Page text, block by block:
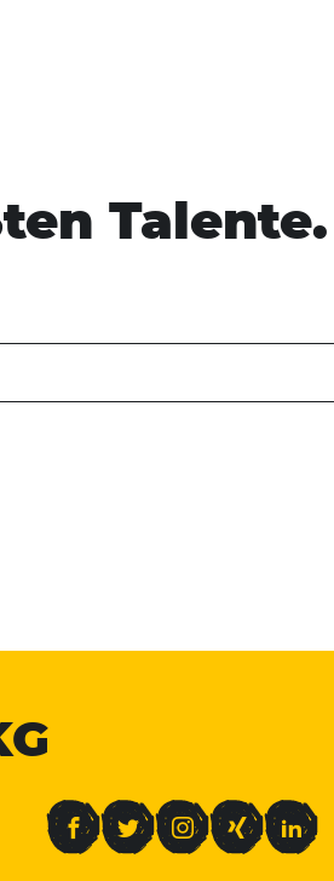
Talente.
FacebookTwitterInstagramXing LinkedIn